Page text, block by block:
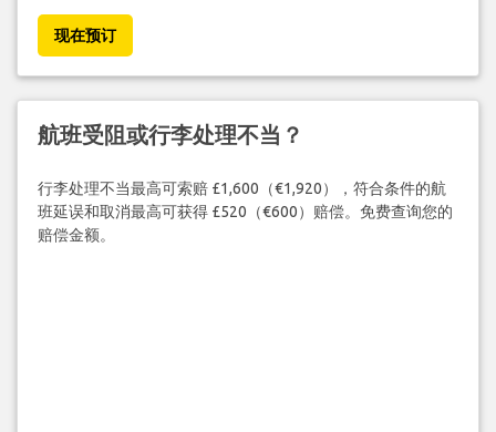
现在预订
航班受阻或行李处理不当？
行李处理不当最高可索赔 £1,600（€1,920），符合条件的航
班延误和取消最高可获得 £520（€600）赔偿。免费查询您的
赔偿金额。